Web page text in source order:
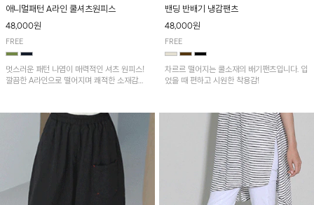
애니멀패턴 A라인 쿨셔츠원피스
48,000원
FREE
멋스러운 패턴 나염이 매력적인 셔츠 원피스!
깔끔한 A라인으로 떨어지며 쾌적한 소재감으
밴딩 반배기 냉감팬츠
48,000원
FREE
차르르 떨어지는 쿨소재의 배기팬츠입니다. 입
었을 때 편하고 시원한 착용감!